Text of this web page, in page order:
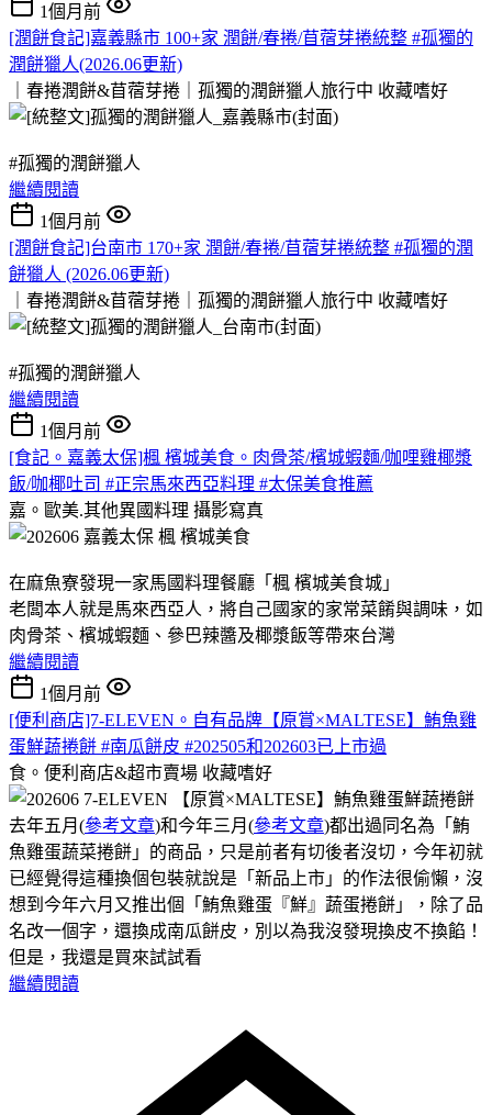
1個月前
[潤餅食記]嘉義縣市 100+家 潤餅/春捲/苜蓿芽捲統整 #孤獨的
潤餅獵人(2026.06更新)
｜春捲潤餅&苜蓿芽捲｜孤獨的潤餅獵人旅行中 收藏嗜好
#孤獨的潤餅獵人
繼續閱讀
1個月前
[潤餅食記]台南市 170+家 潤餅/春捲/苜蓿芽捲統整 #孤獨的潤
餅獵人 (2026.06更新)
｜春捲潤餅&苜蓿芽捲｜孤獨的潤餅獵人旅行中 收藏嗜好
#孤獨的潤餅獵人
繼續閱讀
1個月前
[食記。嘉義太保]楓 檳城美食。肉骨茶/檳城蝦麵/咖哩雞椰漿
飯/咖椰吐司 #正宗馬來西亞料理 #太保美食推薦
嘉。歐美.其他異國料理 攝影寫真
在麻魚寮發現一家馬國料理餐廳「楓 檳城美食城」
老闆本人就是馬來西亞人，將自己國家的家常菜餚與調味，如
肉骨茶、檳城蝦麵、參巴辣醬及椰漿飯等帶來台灣
繼續閱讀
1個月前
[便利商店]7-ELEVEN。自有品牌【原賞×MALTESE】鮪魚雞
蛋鮮蔬捲餅 #南瓜餅皮 #202505和202603已上市過
食。便利商店&超市賣場 收藏嗜好
去年五月(參考文章)和今年三月(參考文章)都出過同名為「鮪
魚雞蛋蔬菜捲餅」的商品，只是前者有切後者沒切，今年初就
已經覺得這種換個包裝就說是「新品上市」的作法很偷懶，沒
想到今年六月又推出個「鮪魚雞蛋『鮮』蔬蛋捲餅」，除了品
名改一個字，還換成南瓜餅皮，別以為我沒發現換皮不換餡！
但是，我還是買來試試看
繼續閱讀